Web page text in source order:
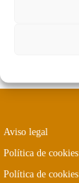
Aviso legal
Política de cookies
Política de